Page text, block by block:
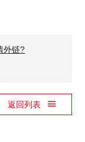
外链?
返回列表